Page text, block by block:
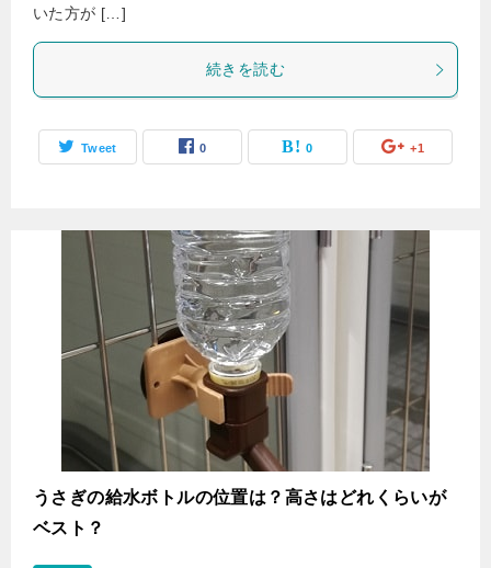
いた方が […]
続きを読む
Tweet 0 0 +1
うさぎの給水ボトルの位置は？高さはどれくらいが
ベスト？